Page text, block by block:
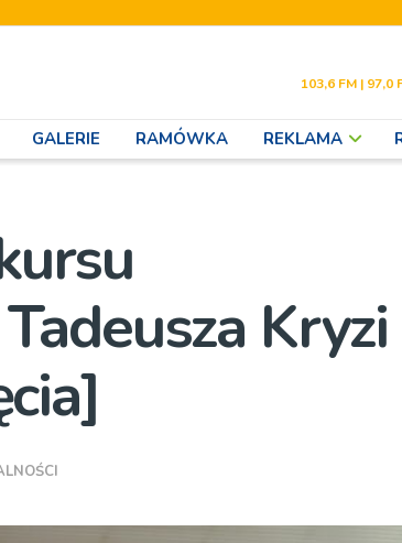
103,6 FM | 97,0
GALERIE RAMÓWKA REKLAMA